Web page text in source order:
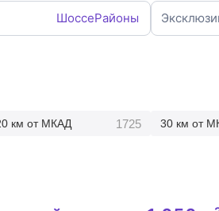
ШоссеРайоны
км от МКАД 1725 30 км от